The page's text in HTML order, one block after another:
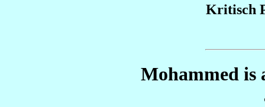
Kritisch
Mohammed is